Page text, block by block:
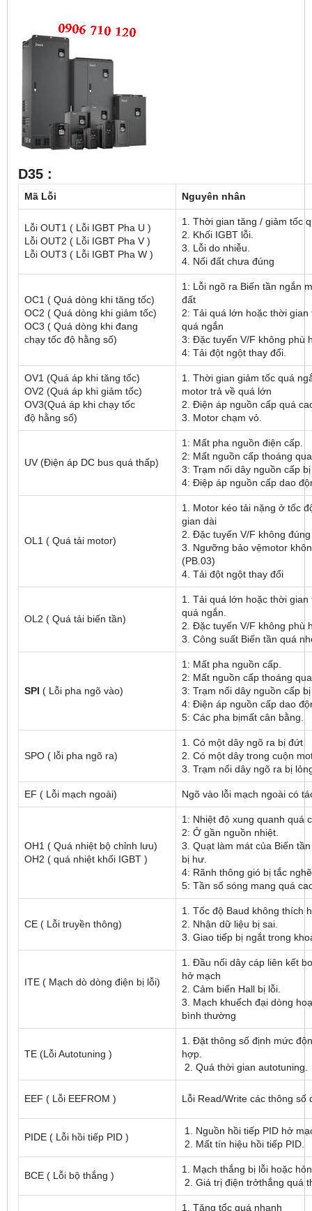
D35 :
Mã Lỗi Nguyên nhân
Lỗi OUT1 ( Lỗi IGBT Pha U )
Lỗi OUT2 ( Lỗi IGBT Pha V )
Lỗi OUT3 ( Lỗi IGBT Pha W )
1. Thời gian tăng / giảm tốc
2. Khối IGBT lỗi.
3. Lỗi do nhiễu.
4. Nối đất chưa đúng
OC1 ( Quá dòng khi tăng tốc)
OC2 ( Quá dòng khi giảm tốc)
OC3 ( Quá dòng khi đang
chạy tốc độ hằng số)
1: Lỗi ngõ ra Biến tần ngắn
đất
2: Tải quá lớn hoặc thời gian
quá ngắn
3: Đặc tuyến V/F không phù
4: Tải đột ngột thay đổi.
OV1 (Quá áp khi tăng tốc)
OV2 (Quá áp khi giảm tốc)
OV3(Quá áp khi chạy tốc
độ hằng số)
1. Thời gian giảm tốc quá
motor trả về quá lớn
2. Điện áp nguồn cấp quá
3. Motor chạm vỏ.
UV (Điện áp DC bus quá thấp)
1: Mất pha nguồn điện cấp.
2: Mất nguồn cấp thoáng qua
3: Trạm nối dây nguồn cấp
4: Điệp áp nguồn cấp dao
OL1 ( Quá tải motor)
1. Motor kéo tải nặng ở tốc
gian dài
2. Đặc tuyến V/F không đúng
3. Ngưỡng bảo vệmotor
(PB.03)
4. Tải đột ngột thay đổi
OL2 ( Quá tải biến tần)
1. Tải quá lớn hoặc thời gian
quá ngắn.
2. Đặc tuyến V/F không phù
3. Công suất Biến tần quá
SPI ( Lỗi pha ngõ vào)
1: Mất pha nguồn cấp.
2: Mất nguồn cấp thoáng
3: Trạm nối dây nguồn cấp
4: Điện áp nguồn cấp dao
5: Các pha bịmất cân bằng.
SPO ( lỗi pha ngõ ra)
1. Có một dây ngõ ra bị đứt
2. Có một dây trong cuộn
3. Trạm nối dây ngõ ra bị
EF ( Lỗi mạch ngoài) Ngõ vào lỗi mạch ngoài có
OH1 ( Quá nhiệt bộ chỉnh lưu)
OH2 ( quá nhiệt khối IGBT )
1: Nhiệt độ xung quanh quá
2: Ở gần nguồn nhiệt.
3. Quạt làm mát của Biến
bị hư.
4: Rãnh thông gió bị tắc
5: Tần số sóng mang quá
CE ( Lỗi truyền thông)
1. Tốc độ Baud không thích
2. Nhận dữ liệu bị sai.
3. Giao tiếp bị ngắt trong
ITE ( Mạch dò dòng điện bị lỗi)
1. Đầu nối dây cáp liên kết
hở mạch
2. Cảm biến Hall bị lỗi.
3. Mạch khuếch đại dòng
bình thường
TE (Lỗi Autotuning )
1. Đặt thông số định mức
hợp.
2. Quá thời gian autotuning.
EEF ( Lỗi EEFROM ) Lỗi Read/Write các thông số
PIDE ( Lỗi hồi tiếp PID )
1. Nguồn hồi tiếp PID hở
2. Mất tín hiệu hồi tiếp PID.
BCE ( Lỗi bộ thắng )
1. Mạch thắng bị lỗi hoặc
2. Giá trị điện trởthắng quá
1. Tăng tốc quá nhanh